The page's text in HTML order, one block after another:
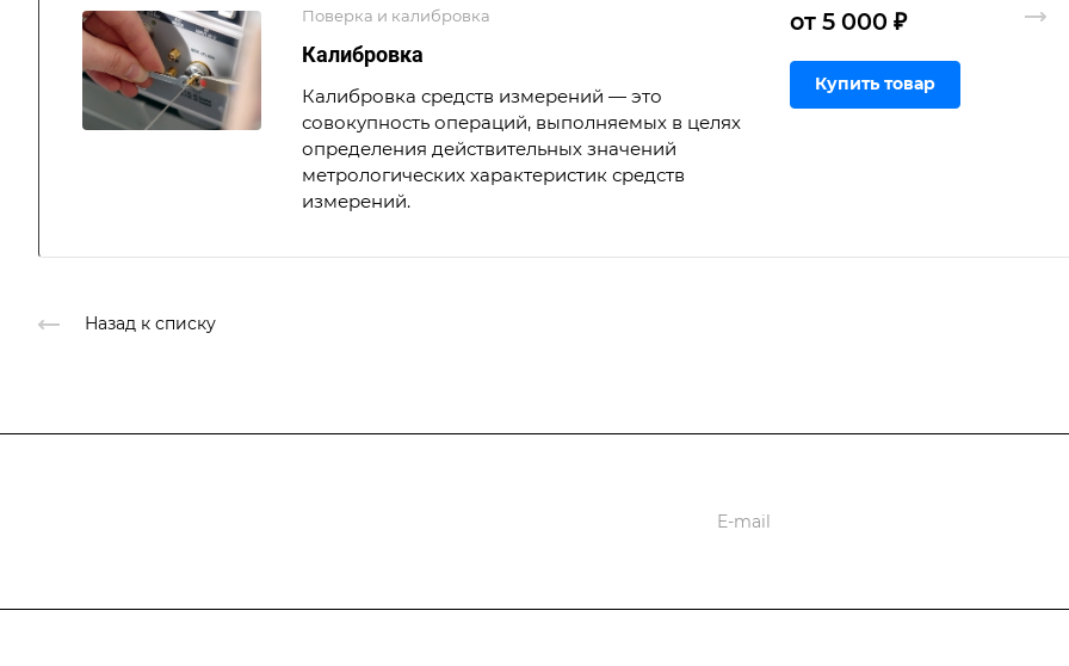
Поверка и калибровка
Калибровка
Калибровка средств измерений — это
совокупность операций, выполняемых в целях
определения действительных значений
метрологических характеристик средств
измерений.
от 5 000 ₽
Купить товар
Назад к списку